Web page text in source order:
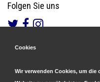
Folgen Sie uns
Cookies
Wir verwenden Cookies, um